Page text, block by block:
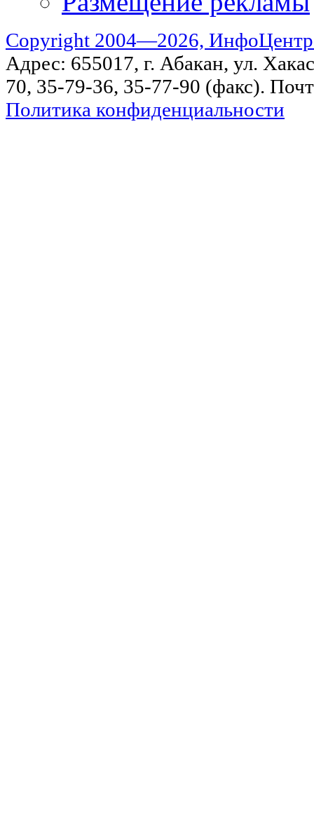
Copyright 2004—2026,
Адрес: 655017, г. Абакан, ул.
70, 35-79-36, 35-77-90 (факс).
Политика конфиденциальности